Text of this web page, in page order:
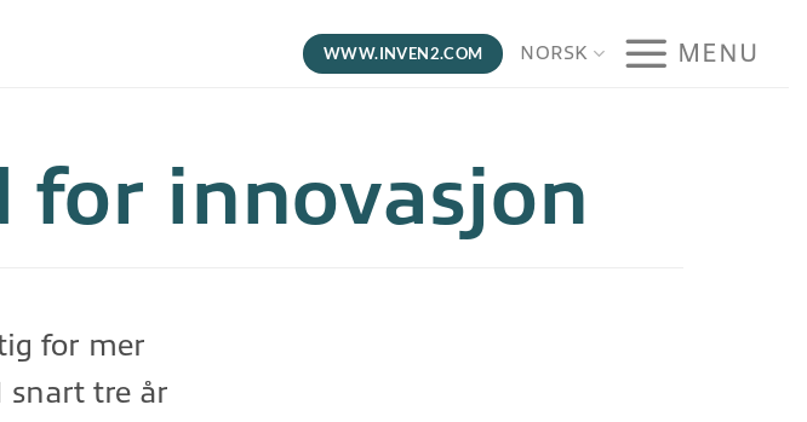
WWW.INVEN2.COM NORSK MENU
for innovasjon
for mer
snart tre år